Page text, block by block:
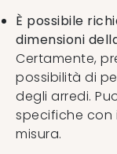
È possibile
dimensioni
Certamente,
possibilità di
degli arredi.
specifiche con
misura.